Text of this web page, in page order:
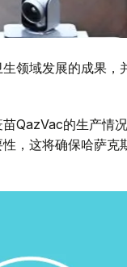
领域发展的成果，
QazVac的生产情
，这将确保哈萨克